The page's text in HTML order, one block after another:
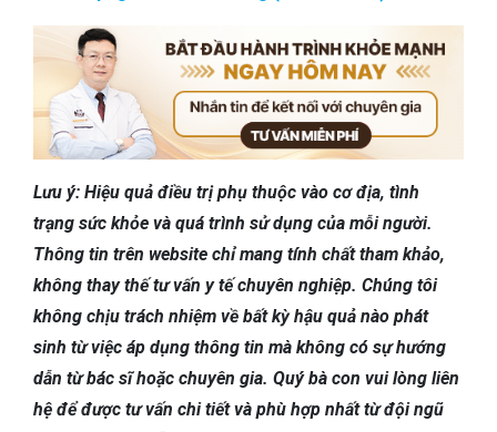
Lưu ý: Hiệu quả điều trị phụ thuộc vào cơ địa, tình
trạng sức khỏe và quá trình sử dụng của mỗi người.
Thông tin trên website chỉ mang tính chất tham khảo,
không thay thế tư vấn y tế chuyên nghiệp. Chúng tôi
không chịu trách nhiệm về bất kỳ hậu quả nào phát
sinh từ việc áp dụng thông tin mà không có sự hướng
dẫn từ bác sĩ hoặc chuyên gia. Quý bà con vui lòng liên
hệ để được tư vấn chi tiết và phù hợp nhất từ đội ngũ